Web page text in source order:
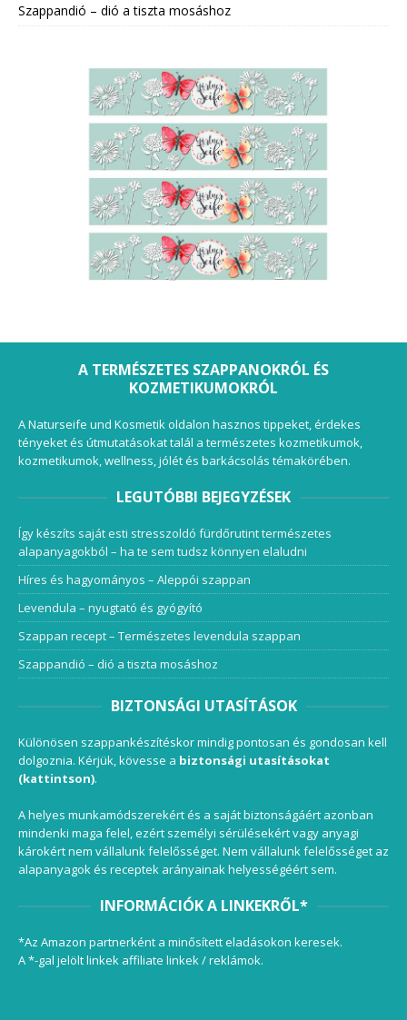
Szappandió – dió a tiszta mosáshoz
A TERMÉSZETES SZAPPANOKRÓL ÉS
KOZMETIKUMOKRÓL
A Naturseife und Kosmetik oldalon hasznos tippeket, érdekes
tényeket és útmutatásokat talál a természetes kozmetikumok,
kozmetikumok, wellness, jólét és barkácsolás témakörében.
LEGUTÓBBI BEJEGYZÉSEK
Így készíts saját esti stresszoldó fürdőrutint természetes
alapanyagokból – ha te sem tudsz könnyen elaludni
Híres és hagyományos – Aleppói szappan
Levendula – nyugtató és gyógyító
Szappan recept – Természetes levendula szappan
Szappandió – dió a tiszta mosáshoz
BIZTONSÁGI UTASÍTÁSOK
Különösen szappankészítéskor mindig pontosan és gondosan kell
dolgoznia. Kérjük, kövesse a biztonsági utasításokat
(kattintson).
A helyes munkamódszerekért és a saját biztonságáért azonban
mindenki maga felel, ezért személyi sérülésekért vagy anyagi
károkért nem vállalunk felelősséget. Nem vállalunk felelősséget az
alapanyagok és receptek arányainak helyességéért sem.
INFORMÁCIÓK A LINKEKRŐL*
*Az Amazon partnerként a minősített eladásokon keresek.
A *-gal jelölt linkek affiliate linkek / reklámok.